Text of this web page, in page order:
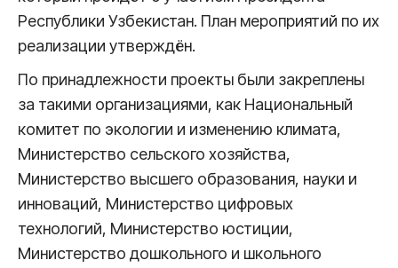
Республики Узбекистан. План мероприятий по их
реализации утверждён.
По принадлежности проекты были закреплены
за такими организациями, как Национальный
комитет по экологии и изменению климата,
Министерство сельского хозяйства,
Министерство высшего образования, науки и
инноваций, Министерство цифровых
технологий, Министерство юстиции,
Министерство дошкольного и школьного